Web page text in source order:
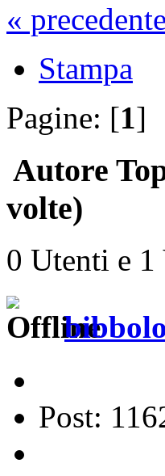
« precedente
Stampa
Pagine: [1]
Autore
volte)
0 Utenti e 1
bibbolo
Post: